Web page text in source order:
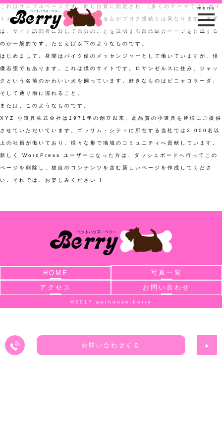
これはサンプルページです。同じ位置に固定され、(多くのテーマでは) サイ
トナビゲーションメニューに含まれる点がブログ投稿とは異なります。まず
は、サイト訪問者に対して自分のことを説明する自己紹介ページを作成する
のが一般的です。たとえば以下のようなものです。
はじめまして。昼間はバイク便のメッセンジャーとして働いていますが、俳
優志望でもあります。これは僕のサイトです。ロサンゼルスに住み、ジャッ
クという名前のかわいい犬を飼っています。好きなものはピニャコラーダ、
そして通り雨に濡れること。
または、このようなものです。
XYZ 小道具株式会社は1971年の創立以来、高品質の小道具を皆様にご提供
させていただいています。ゴッサム・シティに所在する当社では2,000名以
上の社員が働いており、様々な形で地域のコミュニティへ貢献しています。
新しく WordPress ユーザーになった方は、 ダッシュボード へ行ってこの
ページを削除し、独自のコンテンツを含む新しいページを作成してくださ
い。それでは、お楽しみください !
HOME
写真一覧
アクセス
お問い合わせ
©2017 pethouse-berry
お問い合わせする ▲